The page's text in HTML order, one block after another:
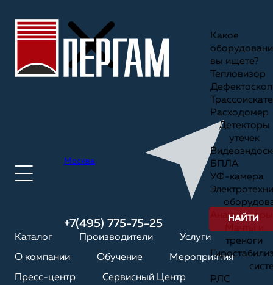
Москва
+7(495) 775-75-25
Каталог Производители Услуги
О компании Обучение Мероприятия
Пресс-центр Сервисный Центр
Какое
вы ищете?
Тепловизор
Дефектоскоп
Расходомер
Детекторы
утечек
БПЛА
УФ-камера
Анализаторы
треноги
РЛС
НАЙТИ